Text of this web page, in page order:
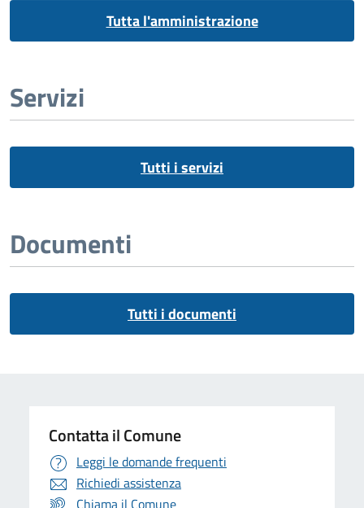
Tutta l'amministrazione
Servizi
Tutti i servizi
Documenti
Tutti i documenti
Contatta il Comune
Leggi le domande frequenti
Richiedi assistenza
Chiama il Comune